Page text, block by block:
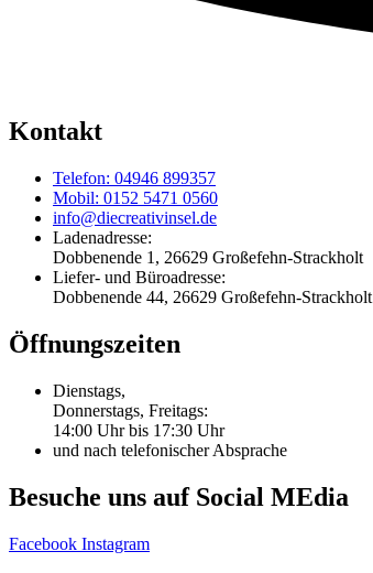
Kontakt
Telefon: 04946 899357
Mobil: 0152 5471 0560
info@diecreativinsel.de
Ladenadresse:
Dobbenende 1, 26629 Großefehn-Strackholt
Liefer- und Büroadresse:
Dobbenende 44, 26629 Großefehn-Strackholt
Öffnungszeiten
Dienstags,
Donnerstags, Freitags:
14:00 Uhr bis 17:30 Uhr
und nach telefonischer Absprache
Besuche uns auf Social MEdia
Facebook Instagram